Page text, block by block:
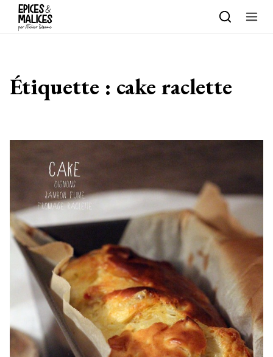
Skip to content
Étiquette : cake raclette